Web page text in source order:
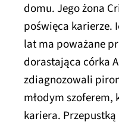
domu. Jego żona
poświęca karierze.
lat ma poważane
dorastająca córka
zdiagnozowali
młodym szoferem,
kariera.